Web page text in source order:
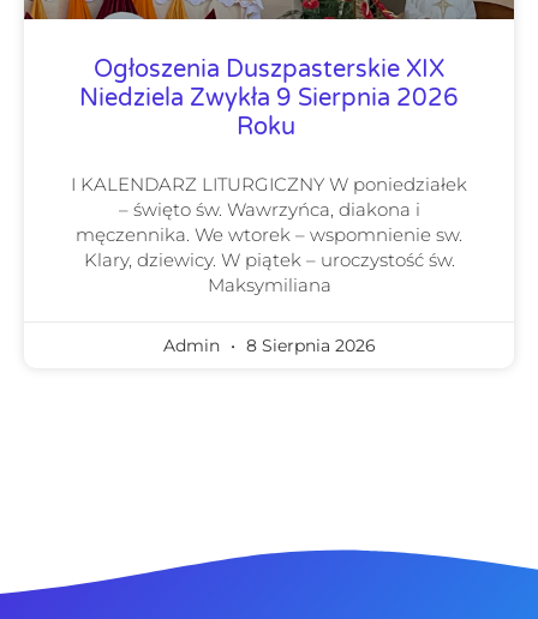
Ogłoszenia Duszpasterskie XIX
Niedziela Zwykła 9 Sierpnia 2026
Roku
I KALENDARZ LITURGICZNY W poniedziałek
– święto św. Wawrzyńca, diakona i
męczennika. We wtorek – wspomnienie sw.
Klary, dziewicy. W piątek – uroczystość św.
Maksymiliana
Admin 8 Sierpnia 2026